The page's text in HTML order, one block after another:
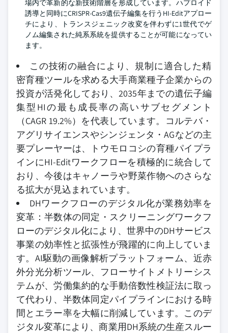
場内で革新的な新技術階層を形成しています。ハプロイド
誘導と同時にCRISPR-Cas9遺伝子編集を行うHI-Editアプロー
チにより、トランスジェニック改変を伴わずに1世代でゲ
ノム編集された純系系統を提供することが可能になってい
ます。
この技術の融合により、規制に適合した精
密育種ツールを求める大手商業種子企業からの
投資が活発化しており、2035年までの遺伝子編
集型HIの最も成長率の高いサブセグメント
（CAGR 19.2%）を代表しています。コルテバ・
アグリサイエンスやシンジェンタ・AGなどの主
要プレーヤーは、トウモロコシの育種パイプラ
インにHI-Editワークフローを積極的に統合して
おり、今後はキャノーラや野菜作物へのさらな
る拡大が見込まれています。
DHワークフローのデジタル化が業務効率を
変革：半数体の同定・スクリーニングワークフ
ローのデジタル化により、世界中のDHサービス
事業の効率性と拡張性が飛躍的に向上していま
す。AI駆動の画像解析プラットフォーム、近赤
外分光分析ツール、フローサイトメトリーシス
テムが、労働集約的な手動倍数性検証法に取っ
て代わり、半数体同定パイプラインにおける時
間とエラー率を大幅に削減しています。このデ
ジタル変革により、商業用DH系統の生産スルー